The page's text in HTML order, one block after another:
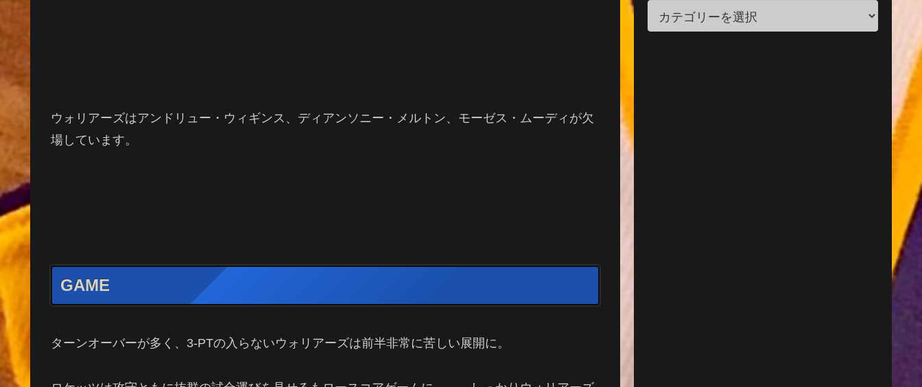
ウォリアーズはアンドリュー・ウィギンス、ディアンソニー・メルトン、モーゼス・ムーディが欠
場しています。
GAME
ターンオーバーが多く、3-PTの入らないウォリアーズは前半非常に苦しい展開に。